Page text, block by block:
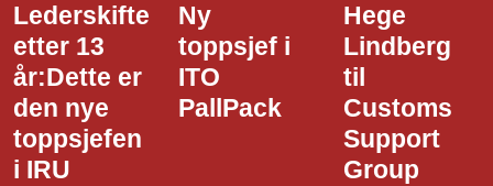
Lederskifte
etter 13
år:Dette er
den nye
toppsjefen
i IRU
Ny
toppsjef i
ITO
PallPack
Hege
Lindberg
til
Customs
Support
Group